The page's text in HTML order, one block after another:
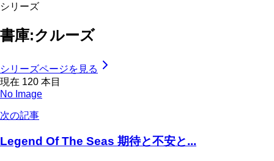
シリーズ
書庫:クルーズ
シリーズページを見る
現在 120 本目
No Image
次の記事
Legend Of The Seas 期待と不安と...